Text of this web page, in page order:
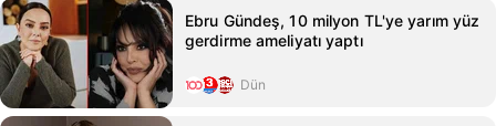
Ebru Gündeş, 10 milyon TL'ye yarım yüz
gerdirme ameliyatı yaptı
Dün